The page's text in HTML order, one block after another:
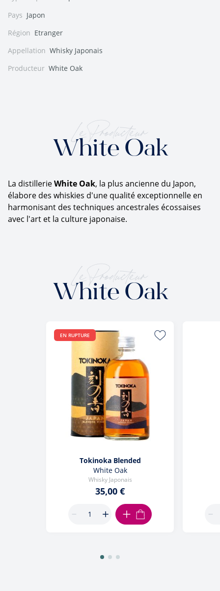
Pays Japon
Région Etranger
Appellation Whisky Japonais
Producteur White Oak
Le Producteur
White Oak
La distillerieWhite Oak, la plus ancienne du Japon,
élabore des whiskies d'une qualité exceptionnelle en
harmonisant des techniques ancestrales écossaises
avec l'art et la culture japonaise.
Le Producteur
White Oak
EN RUPTURE
Tokinoka Blended
White Oak
Whisky Japonais
35,00 €
AJOUTER AU PANIER